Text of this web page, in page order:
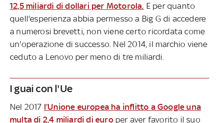
12,5 miliardi di dollari per Motorola. E per quanto
quell'esperienza abbia permesso a Big G di accedere
a numerosi brevetti, non viene certo ricordata come
un'operazione di successo. Nel 2014, il marchio viene
ceduto a Lenovo per meno di tre miliardi.
I guai con l'Ue
Nel 2017 l’Unione europea ha inflitto a Google una
multa di 2,4 miliardi di europer aver favorito il suo